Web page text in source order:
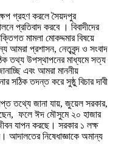
গ্রহণ করলে সৈয়দপুর
প্রতিবাদ করবে । বিবাদীদের
মামলা মোকদ্দমার বিষয়ে
আমরা প্রশাসন, নেতৃবৃন্দ ও সংবাদ
তথ্য উপস্থাপনের মাধ্যমে সত্য
এবং আমরা মাননীয়
সঠিক তদন্ত করে সুষ্ঠু বিচার দাবী
তথ্যে জানা যায়, জুয়েল সরকার,
ফলে ঈদ মৌসুমে ২০ হাজার
যাপন করছে। সরকার ১ লক্ষ
আদালতের নিষেধাজ্ঞাকে অমান্য